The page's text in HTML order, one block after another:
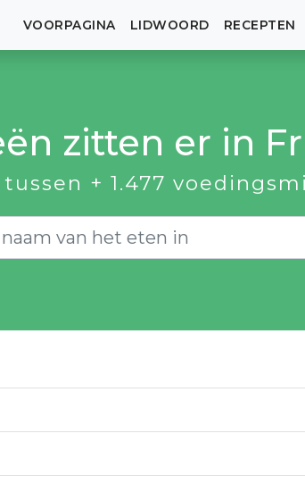
VOORPAGINA LIDWOORD RECEPTEN
zitten er in
tussen + 1.477